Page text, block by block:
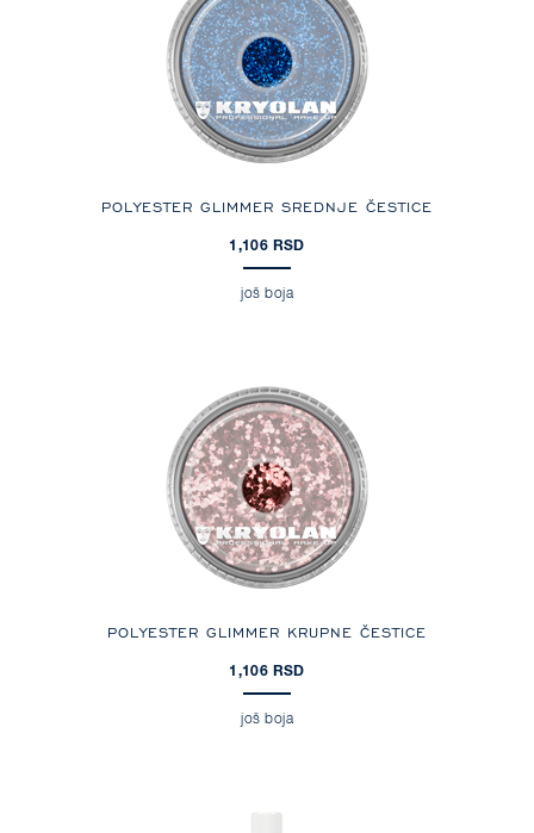
POLYESTER GLIMMER SREDNJE ČESTICE
1,106 RSD
još boja
POLYESTER GLIMMER KRUPNE ČESTICE
1,106 RSD
još boja